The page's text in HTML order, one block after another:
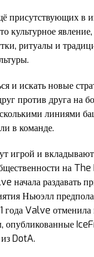
присутствующих в
ритуалы и
и искать новые
против друга на
линиями
в команде.
игрой и
на
раздавать
Ньюэлл
года Valve
DotA.